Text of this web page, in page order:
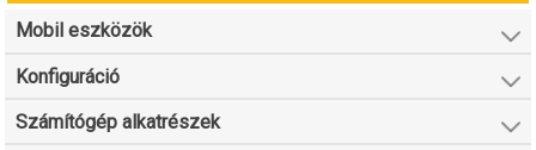
Mobil eszközök
Konfiguráció
Számítógép alkatrészek